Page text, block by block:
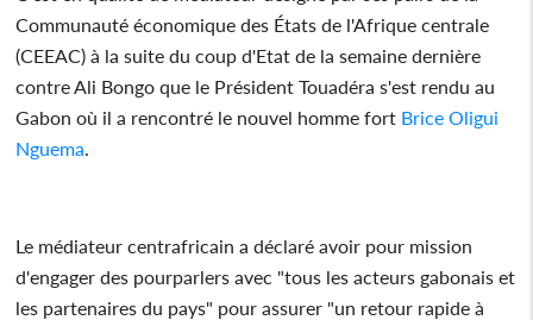
Communauté économique des États de l'Afrique centrale
(CEEAC) à la suite du coup d'Etat de la semaine dernière
contre Ali Bongo que le Président Touadéra s'est rendu au
Gabon où il a rencontré le nouvel homme fort Brice Oligui
Nguema
Le médiateur centrafricain a déclaré avoir pour mission
d'engager des pourparlers avec "tous les acteurs gabonais et
les partenaires du pays" pour assurer "un retour rapide à